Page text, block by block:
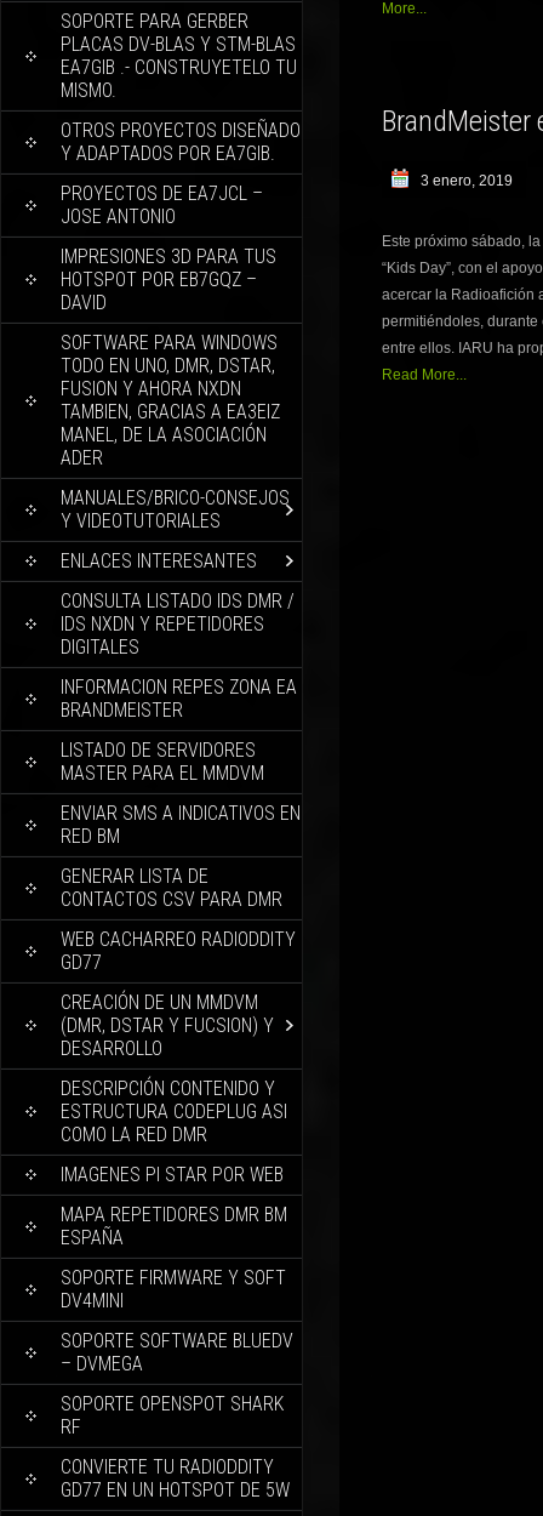
SOPORTE PARA GERBER
PLACAS DV-BLAS Y STM-BLAS
EA7GIB .- CONSTRUYETELO TU
MISMO.
OTROS PROYECTOS DISEÑADO
Y ADAPTADOS POR EA7GIB.
PROYECTOS DE EA7JCL –
JOSE ANTONIO
IMPRESIONES 3D PARA TUS
HOTSPOT POR EB7GQZ –
DAVID
SOFTWARE PARA WINDOWS
TODO EN UNO, DMR, DSTAR,
FUSION Y AHORA NXDN
TAMBIEN, GRACIAS A EA3EIZ
MANEL, DE LA ASOCIACIÓN
ADER
MANUALES/BRICO-CONSEJOS
Y VIDEOTUTORIALES
ENLACES INTERESANTES
CONSULTA LISTADO IDS DMR /
IDS NXDN Y REPETIDORES
DIGITALES
INFORMACION REPES ZONA EA
BRANDMEISTER
LISTADO DE SERVIDORES
MASTER PARA EL MMDVM
ENVIAR SMS A INDICATIVOS EN
RED BM
GENERAR LISTA DE
CONTACTOS CSV PARA DMR
WEB CACHARREO RADIODDITY
GD77
CREACIÓN DE UN MMDVM
(DMR, DSTAR Y FUCSION) Y
DESARROLLO
DESCRIPCIÓN CONTENIDO Y
ESTRUCTURA CODEPLUG ASI
COMO LA RED DMR
IMAGENES PI STAR POR WEB
MAPA REPETIDORES DMR BM
ESPAÑA
SOPORTE FIRMWARE Y SOFT
DV4MINI
SOPORTE SOFTWARE BLUEDV
– DVMEGA
SOPORTE OPENSPOT SHARK
RF
CONVIERTE TU RADIODDITY
GD77 EN UN HOTSPOT DE 5W
More...
BrandMeister
3 enero, 2019
Este próximo sábado,
“Kids Day”, con el
acercar la Radioafición
permitiéndoles,
entre ellos. IARU ha
Read More...